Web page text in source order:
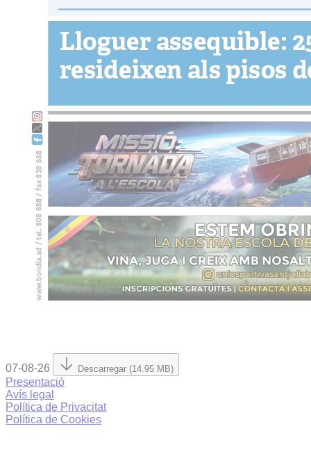
07-08-26 Descarregar (14.95 MB)
Presentació
Avís legal
Política de Privacitat
Política de Cookies